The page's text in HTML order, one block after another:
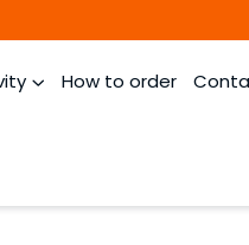
How to order